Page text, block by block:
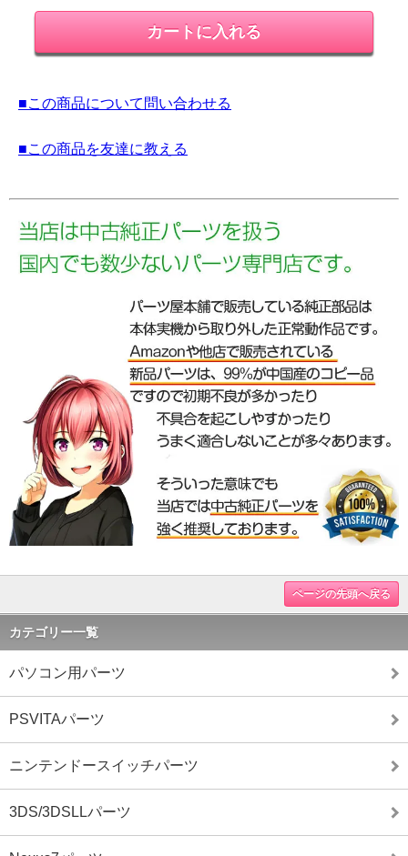
■この商品について問い合わせる
■この商品を友達に教える
ページの先頭へ戻る
カテゴリー一覧
パソコン用パーツ
PSVITAパーツ
ニンテンドースイッチパーツ
3DS/3DSLLパーツ